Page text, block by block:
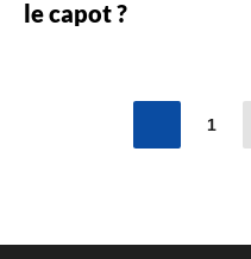
le capot ?
1